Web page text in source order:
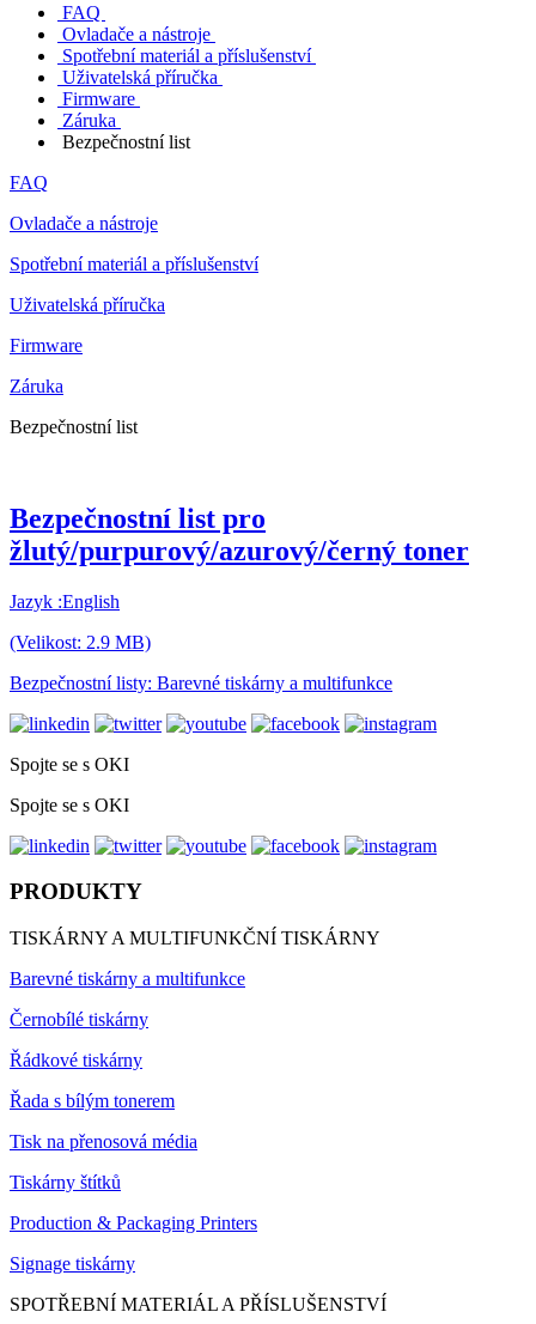
FAQ
Ovladače a nástroje
Spotřební materiál a příslušenství
Uživatelská příručka
Firmware
Záruka
Bezpečnostní list
FAQ
Ovladače a nástroje
Spotřební materiál a příslušenství
Uživatelská příručka
Firmware
Záruka
Bezpečnostní list
Bezpečnostní list pro
žlutý/purpurový/azurový/černý toner
Jazyk :English
(Velikost: 2.9 MB)
Bezpečnostní listy: Barevné tiskárny a multifunkce
Spojte se s OKI
Spojte se s OKI
PRODUKTY
TISKÁRNY A MULTIFUNKČNÍ TISKÁRNY
Barevné tiskárny a multifunkce
Černobílé tiskárny
Řádkové tiskárny
Řada s bílým tonerem
Tisk na přenosová média
Tiskárny štítků
Production & Packaging Printers
Signage tiskárny
SPOTŘEBNÍ MATERIÁL A PŘÍSLUŠENSTVÍ